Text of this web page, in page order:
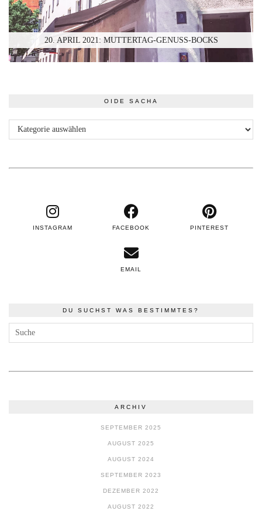
20. APRIL 2021: MUTTERTAG-GENUSS-BOCKS
OIDE SACHA
Oide
Sacha
INSTAGRAM FACEBOOK PINTEREST
EMAIL
DU SUCHST WAS BESTIMMTES?
ARCHIV
SEPTEMBER 2025
AUGUST 2025
AUGUST 2024
SEPTEMBER 2023
DEZEMBER 2022
AUGUST 2022